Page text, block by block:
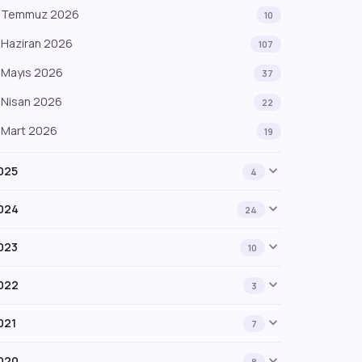
Temmuz 2026 10
Haziran 2026 107
Mayıs 2026 37
Nisan 2026 22
Mart 2026 19
4 expand_more
24 expand_more
10 expand_more
3 expand_more
7 expand_more